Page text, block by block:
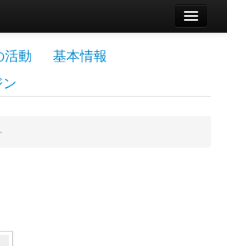
活動
基本情報